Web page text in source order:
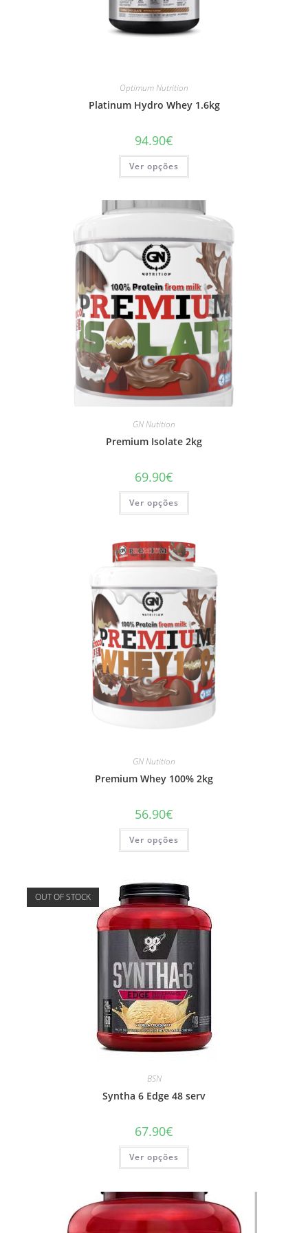
Optimum Nutrition
Platinum Hydro Whey 1.6kg
94.90€
Ver opções
This
has
options
be
chosen
on
the
product
page
GN Nutition
Premium Isolate 2kg
69.90€
Ver opções
This
has
The
options
may
on
the
product
page
GN Nutition
Premium Whey 100% 2kg
56.90€
Ver opções
This
has
options
may
be
chosen
on
the
OUT OF STOCK
BSN
Syntha 6 Edge 48 serv
67.90€
Ver opções
This
has
The
options
may